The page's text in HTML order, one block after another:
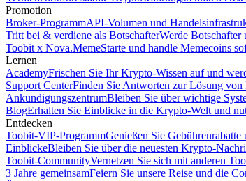
Promotion
Broker-ProgrammAPI-Volumen und
Tritt bei & verdiene als BotschafterWerde
Toobit x Nova.MemeStarte und handle Memecoins
Lernen
AcademyFrischen Sie Ihr Krypto-Wissen auf und
Support CenterFinden Sie Antworten zur Lösung
AnkündigungszentrumBleiben Sie über wichtige
BlogErhalten Sie Einblicke in die Krypto-Welt und
Entdecken
Toobit-VIP-ProgrammGenießen Sie
EinblickeBleiben Sie über die neuesten Krypto-
Toobit-CommunityVernetzen Sie sich mit anderen
3 Jahre gemeinsamFeiern Sie unsere Reise und die